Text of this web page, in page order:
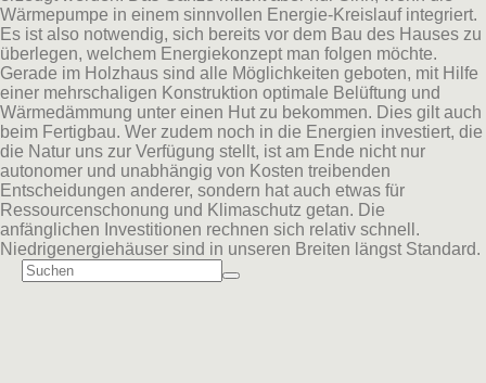
Wärmepumpe in einem sinnvollen Energie-Kreislauf integriert.
Es ist also notwendig, sich bereits vor dem Bau des Hauses zu
überlegen, welchem Energiekonzept man folgen möchte.
Gerade im Holzhaus sind alle Möglichkeiten geboten, mit Hilfe
einer mehrschaligen Konstruktion optimale Belüftung und
Wärmedämmung unter einen Hut zu bekommen. Dies gilt auch
beim Fertigbau. Wer zudem noch in die Energien investiert, die
die Natur uns zur Verfügung stellt, ist am Ende nicht nur
autonomer und unabhängig von Kosten treibenden
Entscheidungen anderer, sondern hat auch etwas für
Ressourcenschonung und Klimaschutz getan. Die
anfänglichen Investitionen rechnen sich relativ schnell.
Niedrigenergiehäuser sind in unseren Breiten längst Standard.